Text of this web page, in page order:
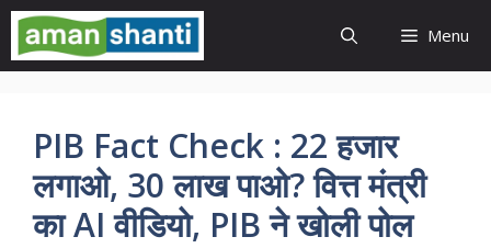
Skip
content
Menu
PIB Fact Check : 22 हजार
लगाओ, 30 लाख पाओ? वित्त मंत्री
का AI वीडियो, PIB ने खोली पोल